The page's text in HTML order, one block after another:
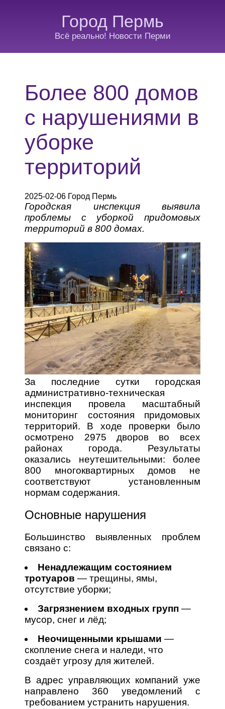
Город Пермь
Всё реально! Новости Перми
Более 800 домов
с нарушениями в
уборке
территорий
2025-02-06 Город Пермь
Городская инспекция выявила
проблемы с уборкой придомовых
территорий в 800 домах.
За последние сутки городская
административно-техническая
инспекция провела масштабный
мониторинг состояния придомовых
территорий. В ходе проверки было
осмотрено 2975 дворов во всех
районах города. Результаты
оказались неутешительными: более
800 многоквартирных домов не
соответствуют установленным
нормам содержания.
Основные нарушения
Большинство выявленных проблем
связано с:
Ненадлежащим состоянием
тротуаров — трещины, ямы,
отсутствие уборки;
Загрязнением входных групп —
мусор, снег и лёд;
Неочищенными крышами —
скопление снега и наледи, что
создаёт угрозу для жителей.
В адрес управляющих компаний уже
направлено 360 уведомлений с
требованием устранить нарушения.